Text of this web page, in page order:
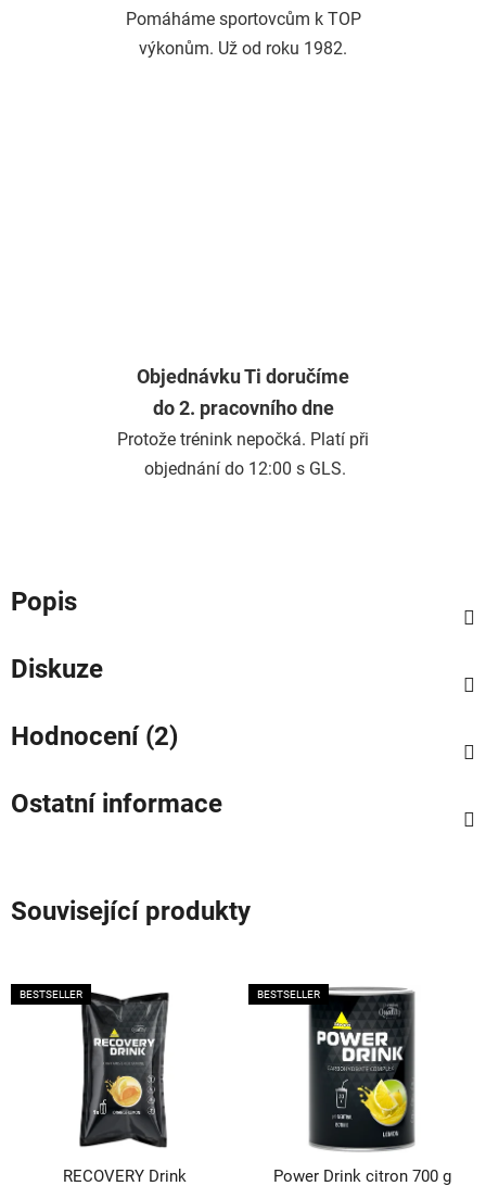
Pomáháme sportovcům k TOP
výkonům. Už od roku 1982.
Objednávku Ti doručíme
do 2. pracovního dne
Protože trénink nepočká. Platí při
objednání do 12:00 s GLS.
Popis
Diskuze
Hodnocení (2)
Ostatní informace
Související produkty
BESTSELLER
RECOVERY Drink
BESTSELLER
Power Drink citron 700 g